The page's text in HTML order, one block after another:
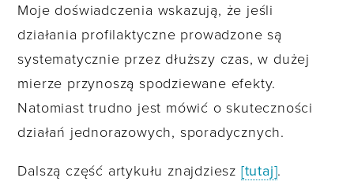
Moje doświadczenia wskazują, że jeśli
działania profilaktyczne prowadzone są
systematycznie przez dłuższy czas, w dużej
mierze przynoszą spodziewane efekty.
Natomiast trudno jest mówić o skuteczności
działań jednorazowych, sporadycznych.
Dalszą część artykułu znajdziesz [tutaj].